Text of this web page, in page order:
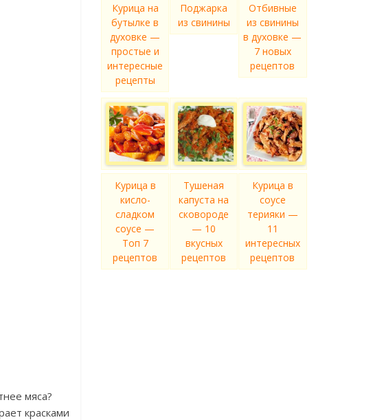
мяса?
красками
Курица на
бутылке в
духовке —
простые и
интересные
рецепты
Поджарка
из свинины
Отбивные
из свинины
в духовке —
7 новых
рецептов
Курица в
кисло-
сладком
соусе —
Топ 7
рецептов
Тушеная
капуста на
сковороде
— 10
вкусных
рецептов
Курица в
соусе
терияки —
11
интересных
рецептов